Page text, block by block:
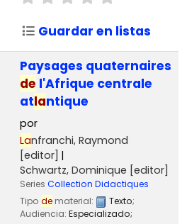
Guardar en listas
Paysages quaternaires
de l'Afrique centrale
atlantique
por
Lanfranchi, Raymond
[editor]
Schwartz, Dominique [editor]
Series Collection Didactiques
Tipo dematerial: Texto;
Audiencia: Especializado;